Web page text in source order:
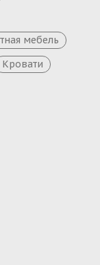
мебель
Кровати